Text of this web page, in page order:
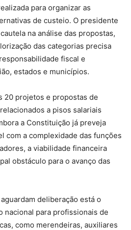
para organizar as
de custeio. O presidente
na análise das propostas,
das categorias precisa
fiscal e
estados e municípios.
20 projetos e propostas de
a pisos salariais
a Constituição já preveja
com a complexidade das funções
a viabilidade financeira
obstáculo para o avanço das
deliberação está o
nacional para profissionais de
como merendeiras, auxiliares